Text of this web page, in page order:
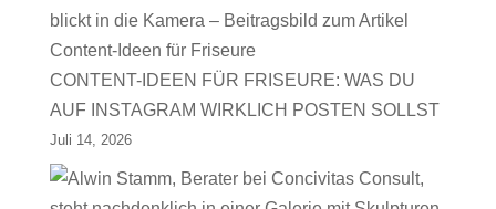
CONTENT-IDEEN FÜR FRISEURE: WAS DU
AUF INSTAGRAM WIRKLICH POSTEN SOLLST
Juli 14, 2026